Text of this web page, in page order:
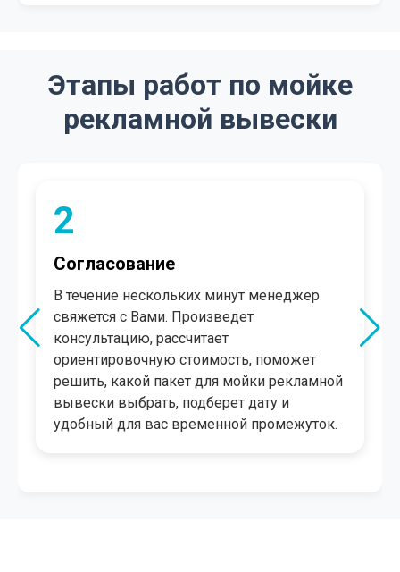
Этапы работ по мойке
рекламной вывески
2
Согласование
В течение нескольких минут менеджер
свяжется с Вами. Произведет
консультацию, рассчитает
ориентировочную стоимость, поможет
решить, какой пакет для мойки рекламной
вывески выбрать, подберет дату и
удобный для вас временной промежуток.